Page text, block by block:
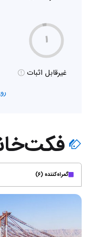
۱
غیر‌قابل اثبات
گمراه‌کننده (۶)